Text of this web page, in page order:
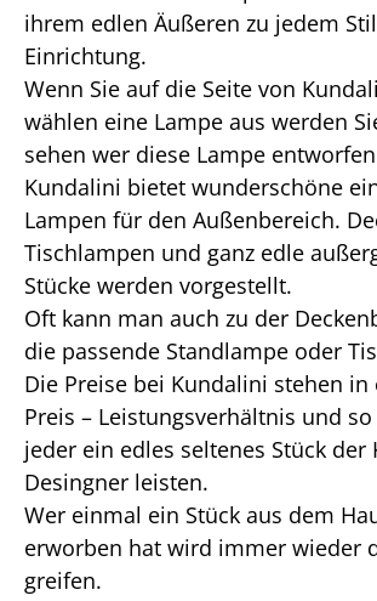
ihrem edlen Äußeren zu jedem
Einrichtung.
Wenn Sie auf die Seite von
wählen eine Lampe aus werden
sehen wer diese Lampe
Kundalini bietet wunderschöne
Lampen für den Außenbereich.
Tischlampen und ganz edle
Stücke werden vorgestellt.
Oft kann man auch zu der
die passende Standlampe oder
Die Preise bei Kundalini stehen in
Preis – Leistungsverhältnis und
jeder ein edles seltenes Stück der
Desingner leisten.
Wer einmal ein Stück aus dem
erworben hat wird immer wieder
greifen.